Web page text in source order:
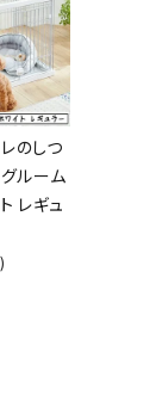
のしつ
ルーム
レギュ